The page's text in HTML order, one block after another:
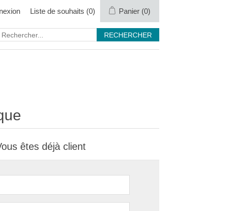
Liste de souhaits (0) Panier (0)
êtes déjà client